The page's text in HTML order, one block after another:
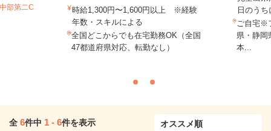
部第二C
時給1,300円〜1,600円以上 ※経験
年数・スキルによる
全国どこからでも在宅勤務OK（全国
47都道府県対応、転勤なし）
日のう
ご自宅※
県・静岡
本...
全 6件中 1 - 6件を表示